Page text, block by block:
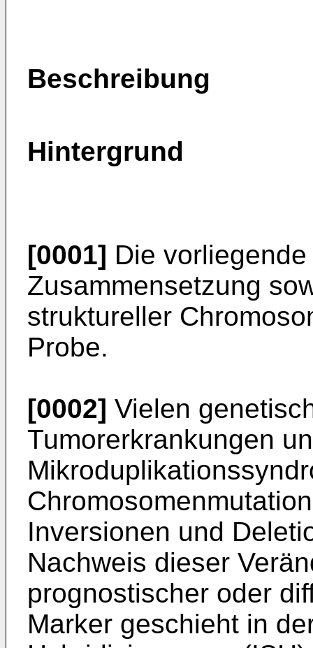
Beschreibung
Hintergrund
[0001] Die
Zusammensetzung
struktureller
Probe.
[0002] Vielen
Tumorerkrankungen
Inversionen und
Nachweis dieser
prognostischer oder
Marker geschieht in